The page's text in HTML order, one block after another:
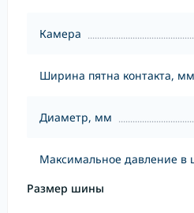
Камера
Ширина пятна контакта, мм
Диаметр, мм
Максимальное давление в
Размер шины